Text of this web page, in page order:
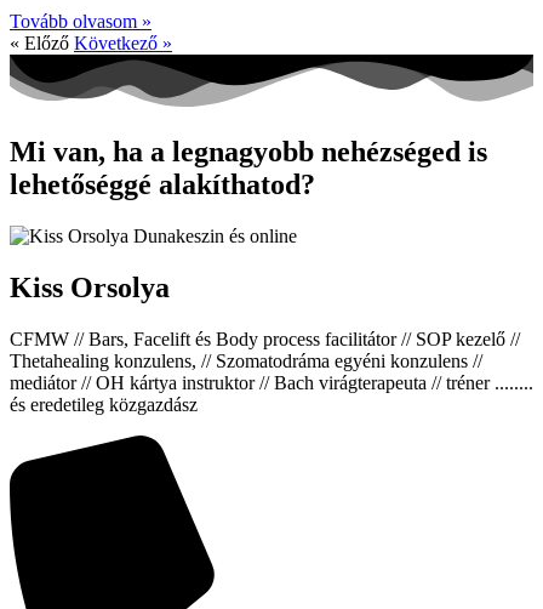
Tovább olvasom »
« Előző Következő »
Mi van, ha a legnagyobb nehézséged is
lehetőséggé alakíthatod?
Kiss Orsolya
CFMW // Bars, Facelift és Body process facilitátor // SOP kezelő //
Thetahealing konzulens, // Szomatodráma egyéni konzulens //
mediátor // OH kártya instruktor // Bach virágterapeuta // tréner ........
és eredetileg közgazdász